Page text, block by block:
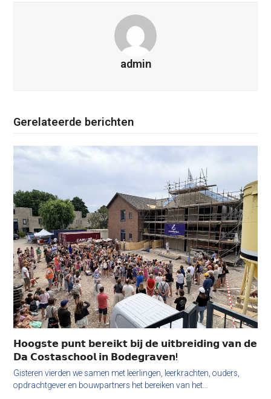
admin
Gerelateerde berichten
𝗛𝗼𝗼𝗴𝘀𝘁𝗲 𝗽𝘂𝗻𝘁 𝗯𝗲𝗿𝗲𝗶𝗸𝘁 𝗯𝗶𝗷 𝗱𝗲 𝘂𝗶𝘁𝗯𝗿𝗲𝗶𝗱𝗶𝗻𝗴 𝘃𝗮𝗻 𝗱𝗲
𝗗𝗮 𝗖𝗼𝘀𝘁𝗮𝘀𝗰𝗵𝗼𝗼𝗹 𝗶𝗻 𝗕𝗼𝗱𝗲𝗴𝗿𝗮𝘃𝗲𝗻!
Gisteren vierden we samen met leerlingen, leerkrachten, ouders,
opdrachtgever en bouwpartners het bereiken van het…